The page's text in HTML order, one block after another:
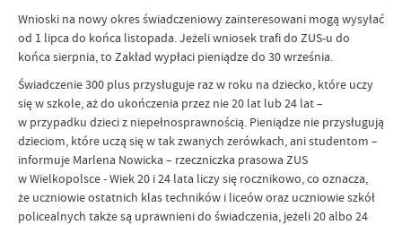
Wnioski na nowy okres świadczeniowy zainteresowani mogą wysyłać
od 1 lipca do końca listopada. Jeżeli wniosek trafi do ZUS-u do
końca sierpnia, to Zakład wypłaci pieniądze do 30 września.
Świadczenie 300 plus przysługuje raz w roku na dziecko, które uczy
się w szkole, aż do ukończenia przez nie 20 lat lub 24 lat –
w przypadku dzieci z niepełnosprawnością. Pieniądze nie przysługują
dzieciom, które uczą się w tak zwanych zerówkach, ani studentom –
informuje Marlena Nowicka – rzeczniczka prasowa ZUS
w Wielkopolsce - Wiek 20 i 24 lata liczy się rocznikowo, co oznacza,
że uczniowie ostatnich klas techników i liceów oraz uczniowie szkół
policealnych także są uprawnieni do świadczenia, jeżeli 20 albo 24